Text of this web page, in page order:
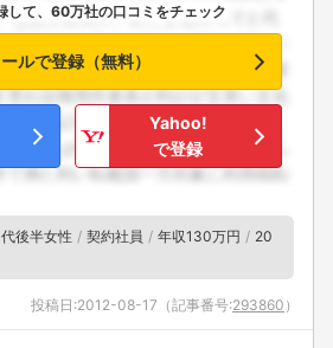
して、60万社の口コミをチェック
ールで登録（無料）
Yahoo!
で登録
後半女性 契約社員 年収130万円
20
投稿日:2012-08-17 （記事番号:293860 ）